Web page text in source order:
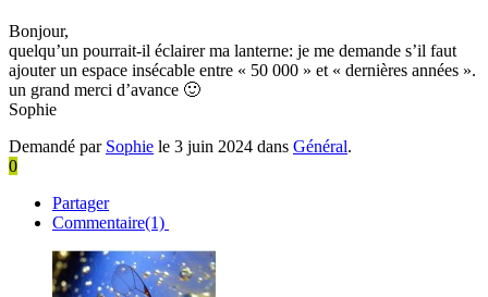
Bonjour,
quelqu’un pourrait-il éclairer ma lanterne: je me demande s’il faut
ajouter un espace insécable entre « 50 000 » et « dernières années ».
un grand merci d’avance 🙂
Sophie
Demandé par Sophie le 3 juin 2024 dans Général.
0
Partager
Commentaire(1)